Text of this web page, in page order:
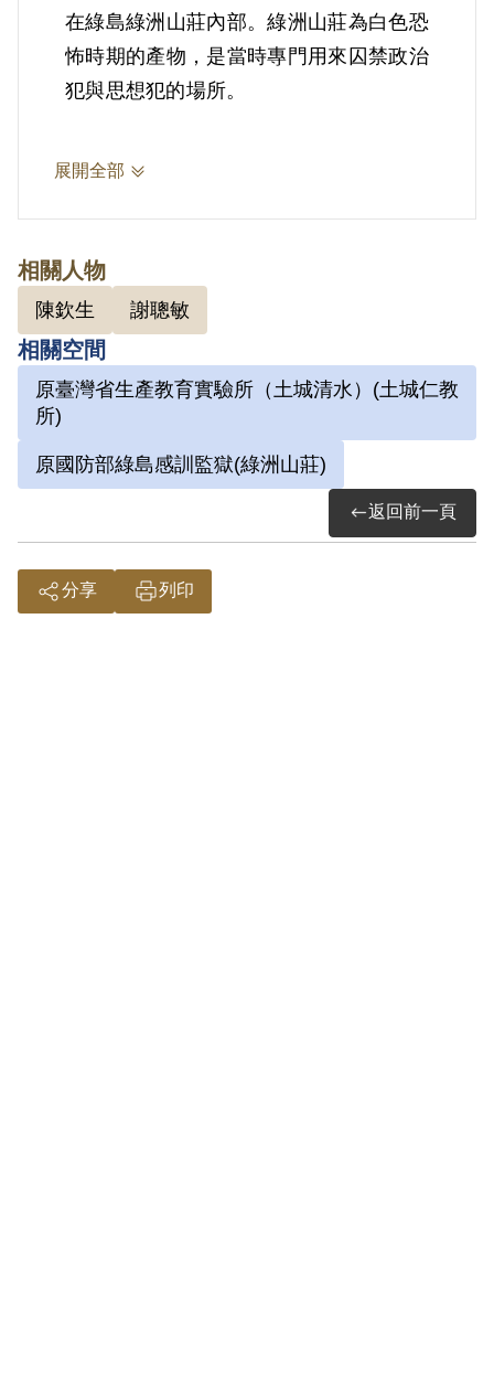
在綠島綠洲山莊內部。綠洲山莊為白色恐
怖時期的產物，是當時專門用來囚禁政治
犯與思想犯的場所。
2.陳欽生1949年生於馬來西亞，祖籍廣
保市，1967年來臺灣，以僑生身分就讀
成功大學化工系。求學期間，因1971年
臺南市美國新聞處發生爆炸案，被羅織成
為主謀，後因美新處爆炸案由謝聰敏等人
扛起後，警總轉以共產黨罪名起訴陳欽
生，後遭判有期徒刑十二年。前後曾關押
1983年出獄後因無法獲得護照與身分
證，求職困難，經歷過一段困頓的時期，
直至1986、1987年陸續取得身分證與護
照後，在臺灣工作才較上軌道，後從事貿
易工作。
展開全部
相關人物
陳欽生 謝聰敏
相關空間
原臺灣省生產教育實驗所（土城清水）(土城仁教
所)
原國防部綠島感訓監獄(綠洲山莊)
返回前一頁
分享 列印